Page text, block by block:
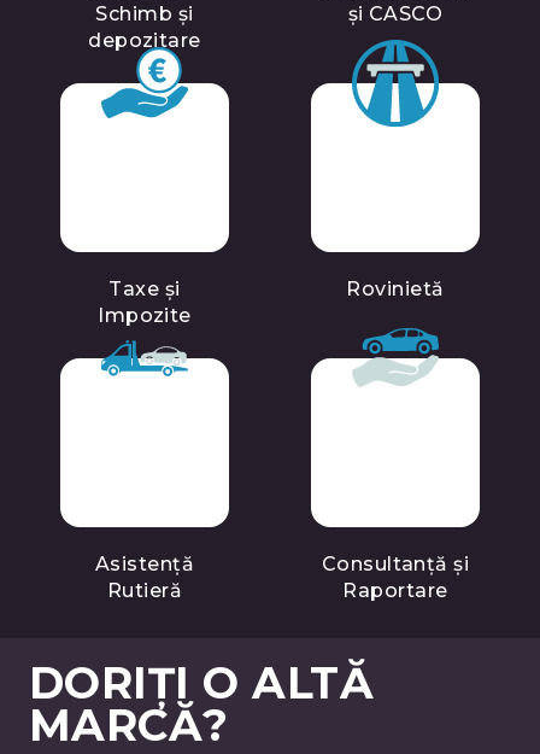
Schimb și
depozitare
și CASCO
Taxe și
Impozite
Rovinietă
Asistență
Rutieră
Consultanță și
Raportare
DORIȚI O ALTĂ
MARCĂ?